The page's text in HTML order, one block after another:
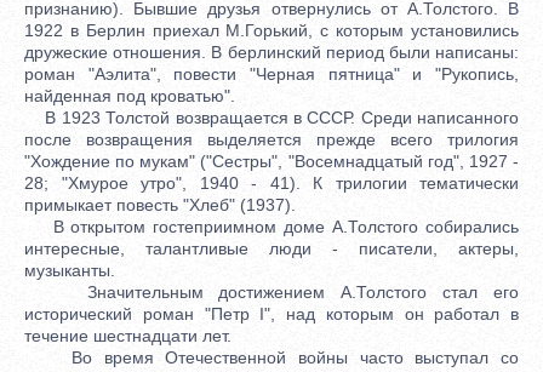
признанию). Бывшие друзья отвернулись от А.Толстого. В
1922 в Берлин приехал М.Горький, с которым установились
дружеские отношения. В берлинский период были написаны:
роман "Аэлита", повести "Черная пятница" и "Рукопись,
найденная под кроватью".
В 1923 Толстой возвращается в СССР. Среди написанного
после возвращения выделяется прежде всего трилогия
"Хождение по мукам" ("Сестры", "Восемнадцатый год", 1927 -
28; "Хмурое утро", 1940 - 41). К трилогии тематически
примыкает повесть "Хлеб" (1937).
В открытом гостеприимном доме А.Толстого собирались
интересные, талантливые люди - писатели, актеры,
музыканты.
Значительным достижением А.Толстого стал его
исторический роман "Петр I", над которым он работал в
течение шестнадцати лет.
Во время Отечественной войны часто выступал со